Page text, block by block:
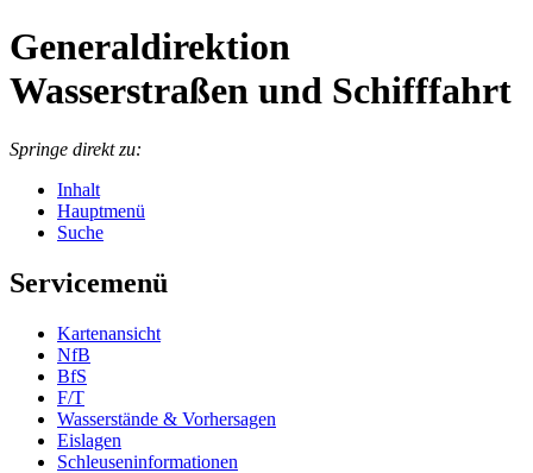
Generaldirektion
Wasserstraßen und Schifffahrt
Springe direkt zu:
Inhalt
Hauptmenü
Suche
Servicemenü
Kartenansicht
NfB
BfS
F/T
Wasserstände & Vorhersagen
Eislagen
Schleuseninformationen